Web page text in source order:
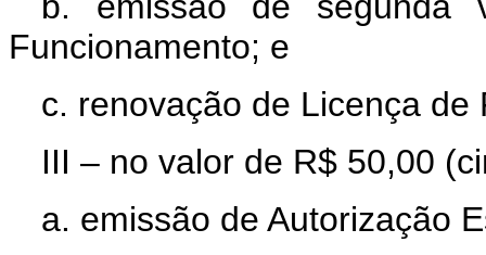
Funcionamento; e
c. renovação de Licença de
III – no valor de R$ 50,00
a. emissão de Autorização